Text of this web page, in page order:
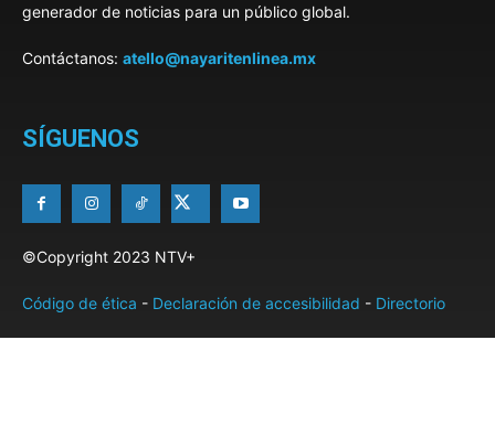
generador de noticias para un público global.
Contáctanos: atello@nayaritenlinea.mx
SÍGUENOS
©Copyright 2023 NTV+
Código de ética - Declaración de accesibilidad - Directorio